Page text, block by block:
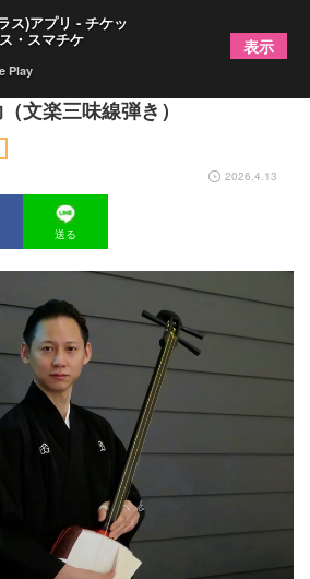
！～文楽技芸員インタビュー～
文楽三味線弾き）
2026.4.13
送る
ス)アプリ - チケッ
・スマチケ
Play
表示